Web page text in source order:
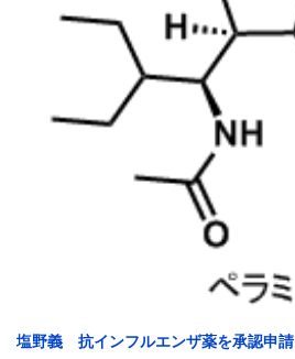
塩野義 抗インフルエンザ薬を承認申請